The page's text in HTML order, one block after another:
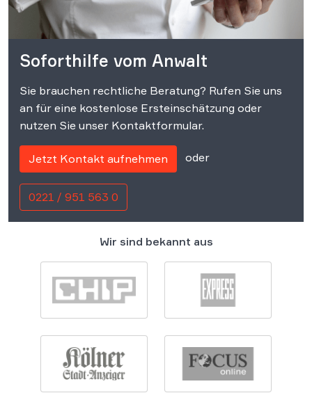
Soforthilfe vom Anwalt
Sie brauchen rechtliche Beratung? Rufen Sie uns
an für eine kostenlose Ersteinschätzung oder
nutzen Sie unser Kontaktformular.
Jetzt Kontakt aufnehmen oder
0221 / 951 563 0
Wir sind bekannt aus